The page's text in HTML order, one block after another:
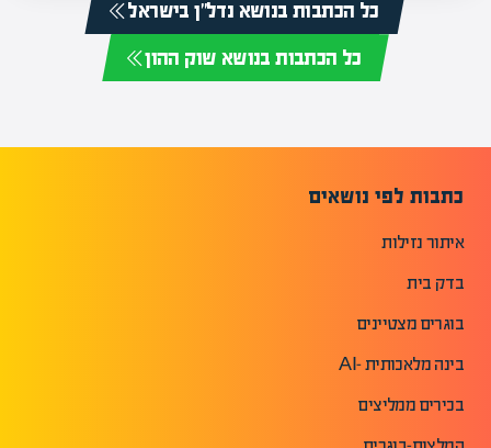
כל הכתבות בנושא נדל”ן בישראל
כל הכתבות בנושא שוק ההון
כתבות לפי נושאים
איתור נזילות
בדק בית
בוגרים מצטיינים
בינה מלאכותית -AI
בכירים ממליצים